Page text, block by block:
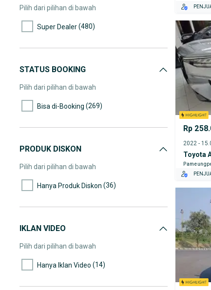
Pilih dari pilihan di bawah
Super Dealer(480)
STATUS BOOKING
Pilih dari pilihan di bawah
Bisa di-Booking (269)
PRODUK DISKON
Pilih dari pilihan di bawah
Hanya Produk Diskon (36)
IKLAN VIDEO
Pilih dari pilihan di bawah
Hanya Iklan Video (14)
Rp
Toyota